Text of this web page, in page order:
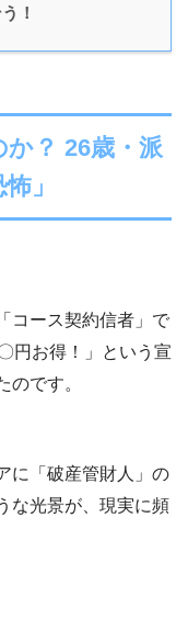
！
？ 26歳・派
」
コース契約信者」で
円お得！」という宣
のです。
に「破産管財人」の
な光景が、現実に頻